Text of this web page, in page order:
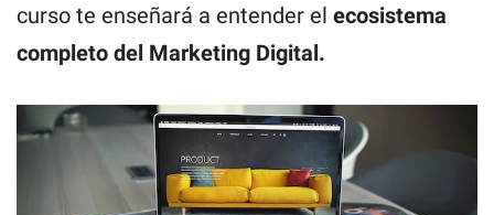
curso te enseñará a entender el ecosistema
completo del Marketing Digital.